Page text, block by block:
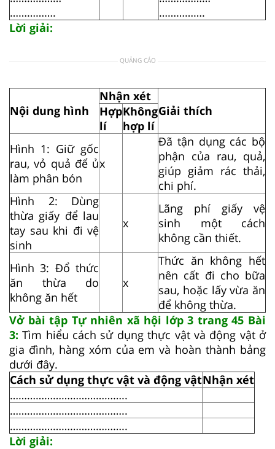
…………….
…………….
Lời giải:
QUẢNG CÁO
Nội dung hình
Nhận xét
Giải thích
Hợp
lí
Không
hợp lí
Hình 1: Giữ gốc
rau, vỏ quả để ủ
làm phân bón
x
Đã tận dụng các bộ
phận của rau, quả,
giúp giảm rác thải,
chi phí.
Hình 2: Dùng
thừa giấy để lau
tay sau khi đi vệ
sinh
x
Lãng phí giấy vệ
sinh một cách
không cần thiết.
Hình 3: Đổ thức
ăn thừa do
không ăn hết
x
Thức ăn không hết
nên cất đi cho bữa
sau, hoặc lấy vừa ăn
để không thừa.
Vở bài tập Tự nhiên xã hội lớp 3 trang 45 Bài
3: Tìm hiểu cách sử dụng thực vật và động vật ở
gia đình, hàng xóm của em và hoàn thành bảng
dưới đây.
Cách sử dụng thực vật và động vậtNhận xét
…………………………………..
…………………………………..
…………………………………..
Lời giải: